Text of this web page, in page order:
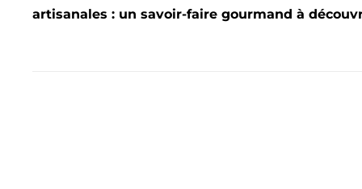
artisanales : un savoir-faire gourmand à